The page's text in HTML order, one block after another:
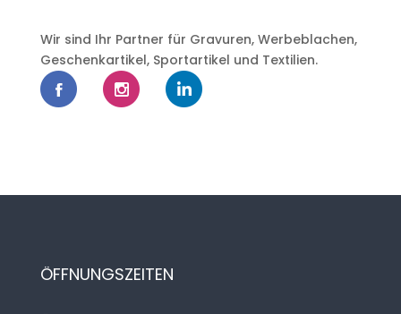
Wir sind Ihr Partner für Gravuren, Werbeblachen,
Geschenkartikel, Sportartikel und Textilien.
ÖFFNUNGSZEITEN